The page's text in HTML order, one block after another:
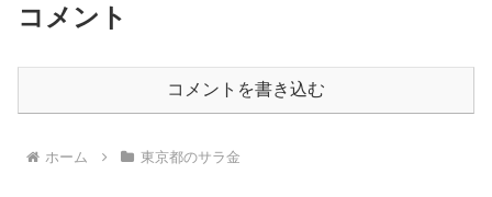
コメント
コメントを書き込む
ホーム 東京都のサラ金